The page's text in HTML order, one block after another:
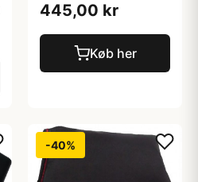
445,00 kr
Køb her
-40%